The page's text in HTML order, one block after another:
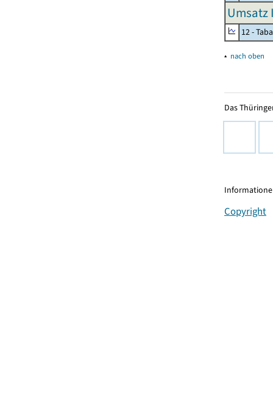
Umsatz
12 -
▴ nach oben
Das
Copyright